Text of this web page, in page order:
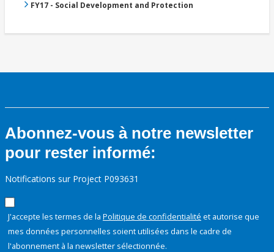
FY17 - Social Development and Protection
Abonnez-vous à notre newsletter
pour rester informé:
Notifications sur Project P093631
J'accepte les termes de la Politique de confidentialité et autorise que
mes données personnelles soient utilisées dans le cadre de
l'abonnement à la newsletter sélectionnée.